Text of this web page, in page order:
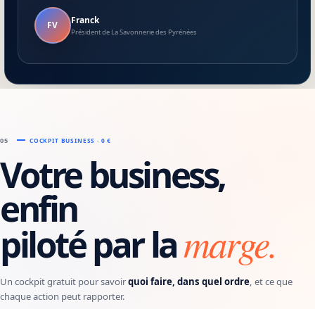
FV Franck
Président de La Savonnerie des Pyrénées
05 COCKPIT BUSINESS · 0 €
Votre business,
enfin
piloté par lamarge.
Un cockpit gratuit pour savoirquoi faire, dans quel ordre, et ce que
chaque action peut rapporter.